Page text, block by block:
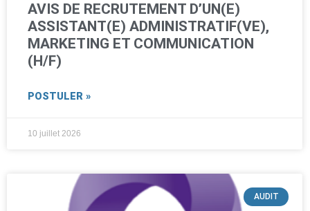
AVIS DE RECRUTEMENT D’UN(E)
ASSISTANT(E) ADMINISTRATIF(VE),
MARKETING ET COMMUNICATION
(H/F)
POSTULER »
10 juillet 2026
AUDIT